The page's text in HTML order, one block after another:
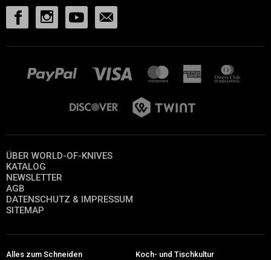
ÜBER WORLD-OF-KNIVES
KATALOG
NEWSLETTER
AGB
DATENSCHUTZ & IMPRESSUM
SITEMAP
Alles zum Schneiden Koch- und Tischkultur